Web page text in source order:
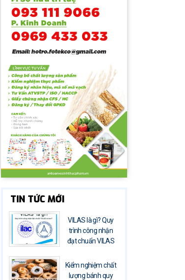
TIN TỨC MỚI
VILAS là gì? Quy
trình công nhận
đạt chuẩn VILAS
Kiểm nghiệm chất
lượng bánh quy